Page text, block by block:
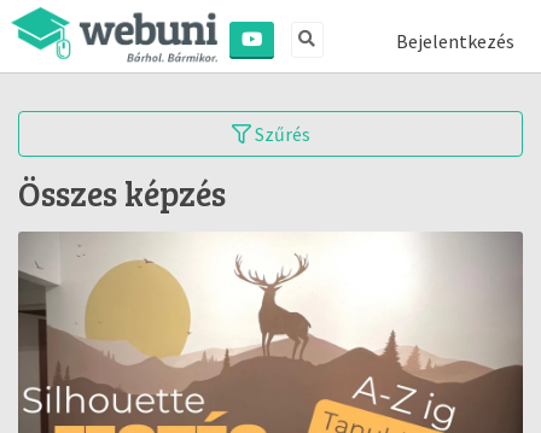
Bejelentkezés
Szűrés
Összes képzés